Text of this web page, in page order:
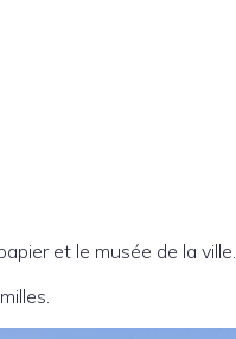
et le musée de la ville.